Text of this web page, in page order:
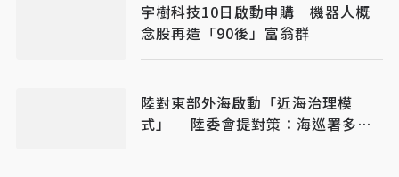
宇樹科技10日啟動申購 機器人概
念股再造「90後」富翁群
陸對東部外海啟動「近海治理模
式」 陸委會提對策：海巡署多加
油